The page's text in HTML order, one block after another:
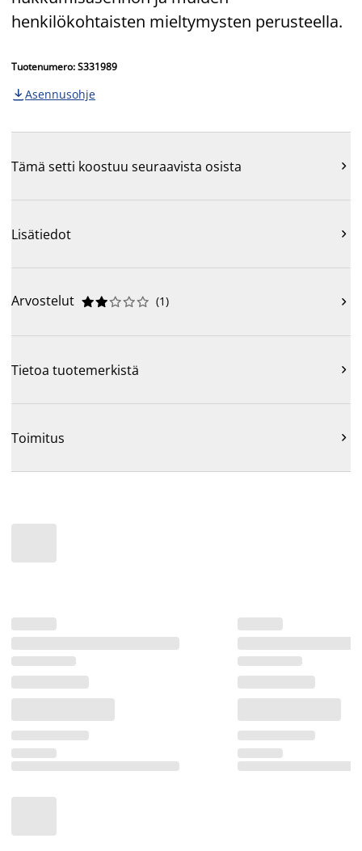
henkilökohtaisten mieltymysten perusteella.
Tuotenumero: S331989
 Asennusohje
Tämä setti koostuu seuraavista osista 
Lisätiedot 
Arvostelut 




 (1) 
Tietoa tuotemerkistä 
Toimitus 